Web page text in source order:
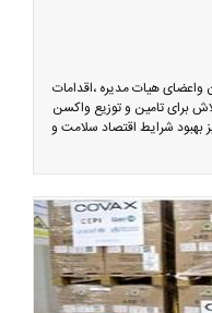
واعضای هیات مدیره ،اقدامات
برای تامین و توزیع واکسن
بهبود شرایط اقتصاد سلامت و